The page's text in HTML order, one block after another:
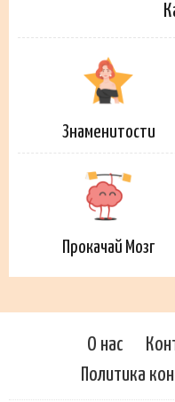
Знаменитости
Прокачай Мозг
О нас
Политика